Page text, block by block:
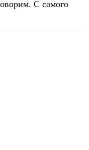
С самого